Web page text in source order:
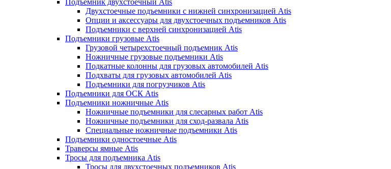
Двухстоечные подъемники с нижней синхронизацией Atis
Опции и аксессуары для двухстоечных подъемников Atis
Подъемники с верхней синхронизацией Atis
Подъемники грузовые Atis
Грузовой четырехстоечный подъемник Atis
Ножничные грузовые подъемники Atis
Подкатные колонны для грузовых автомобилей Atis
Подхваты для грузовых автомобилей Atis
Подъемники для погрузчиков Atis
Подъемники для ОСК Atis
Подъемники ножничные Atis
Ножничные подъемники для слесарных работ Atis
Ножничные подъемники для сход-развала Atis
Специальные ножничные подъемники Atis
Подъемники одностоечные Atis
Траверсы ямные Atis
Тросы для подъемника Atis
Тросы для двухстоечных подъемников Atis